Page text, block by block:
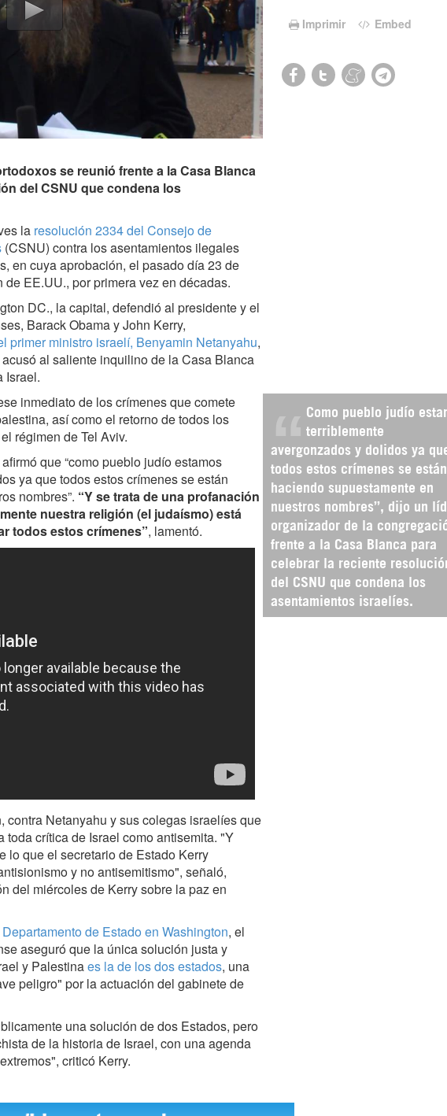
Imprimir Embed
se reunió frente a la Casa Blanca
del CSNU que condena los
la resolución 2334 del Consejo de
(CSNU) contra los asentamientos ilegales
en cuya aprobación, el pasado día 23 de
EE.UU., por primera vez en décadas.
DC., la capital, defendió al presidente y el
Barack Obama y John Kerry,
primer ministro israelí, Benyamin Netanyahu,
al saliente inquilino de la Casa Blanca
Israel.
Como pueblo judío
terriblemente
avergonzados y dolidos ya
todos estos crímenes se están
haciendo supuestamente en
nuestros nombres”, dijo un
organizador de la
frente a la Casa Blanca para
celebrar la reciente
del CSNU que condena los
asentamientos israelíes.
inmediato de los crímenes que comete
así como el retorno de todos los
régimen de Tel Aviv.
que “como pueblo judío estamos
ya que todos estos crímenes se están
nombres”. “Y se trata de una profanación
nuestra religión (el judaísmo) está
todos estos crímenes”, lamentó.
contra Netanyahu y sus colegas israelíes que
crítica de Israel como antisemita. "Y
lo que el secretario de Estado Kerry
y no antisemitismo", señaló,
del miércoles de Kerry sobre la paz en
de Estado en Washington, el
aseguró que la única solución justa y
y Palestinaes la de los dos estados, una
peligro" por la actuación del gabinete de
una solución de dos Estados, pero
de la historia de Israel, con una agenda
criticó Kerry.